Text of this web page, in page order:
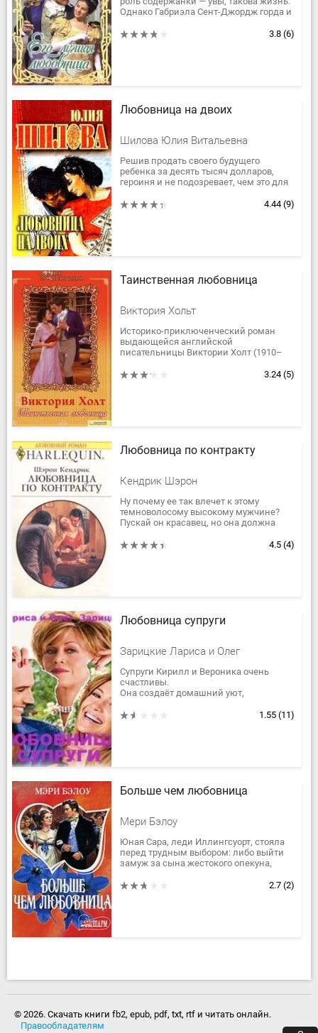
Однако Габриэла Сент-Джордж горда и
продавать свою красоту и...
3.8 (6)
Любовница на двоих
Шилова Юлия Витальевна
Решив продать своего будущего
ребенка за десять тысяч долларов,
героиня и не подозревает, чем это для
материнские чувства заставляют ее...
4.44 (9)
Таинственная любовница
Виктория Хольт
Историко-приключенческий роман
выдающейся английской
писательницы Виктории Холт (1910–
передает тончайшие нюансы
3.24 (5)
Любовница по контракту
Кендрик Шэрон
Ну почему ее так влечет к этому
темноволосому высокому мужчине?
Пускай он красавец, но она должна
обиды, которые незаслуженно
4.5 (4)
Любовница супруги
Зарицкие Лариса и Олег
Супруги Кирилл и Вероника очень
счастливы.
Она создаёт домашний уют,
мужу верность, а он обеспечивает1.55 (11)
Больше чем любовница
Мери Бэлоу
Юная Сара, леди Иллингсуорт, стояла
перед трудным выбором: либо выйти
замуж за сына жестокого опекуна,
обвинению. Загнанная в угол,...
2.7 (2)
© 2026. Скачать книги fb2, epub, pdf, txt, rtf и читать онлайн.
Правообладателям